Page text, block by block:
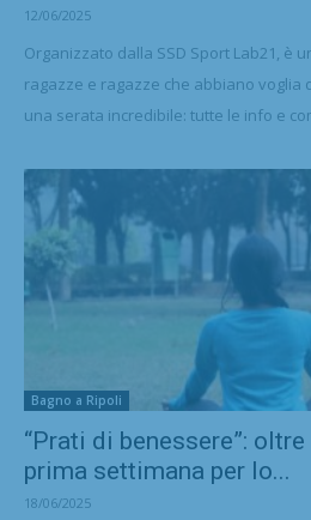
12/06/2025
Organizzato dalla SSD Sport Lab21, è
ragazze e ragazze che abbiano voglia
una serata incredibile: tutte le info e
Bagno a Ripoli
“Prati di benessere”:
prima settimana per lo...
18/06/2025